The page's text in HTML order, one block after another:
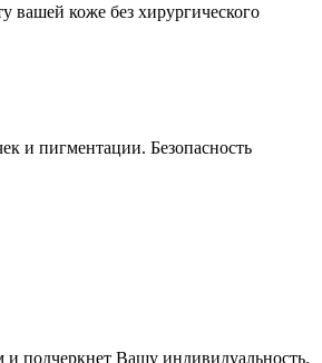
вашей коже без хирургического
и пигментации. Безопасность
и подчеркнет Вашу индивидуальность.